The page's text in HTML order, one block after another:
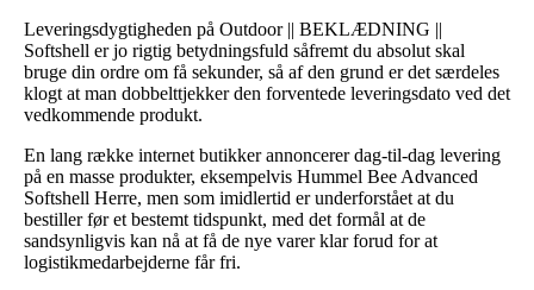
Leveringsdygtigheden på Outdoor || BEKLÆDNING ||
Softshell er jo rigtig betydningsfuld såfremt du absolut skal
bruge din ordre om få sekunder, så af den grund er det særdeles
klogt at man dobbelttjekker den forventede leveringsdato ved det
vedkommende produkt.
En lang række internet butikker annoncerer dag-til-dag levering
på en masse produkter, eksempelvis Hummel Bee Advanced
Softshell Herre, men som imidlertid er underforstået at du
bestiller før et bestemt tidspunkt, med det formål at de
sandsynligvis kan nå at få de nye varer klar forud for at
logistikmedarbejderne får fri.